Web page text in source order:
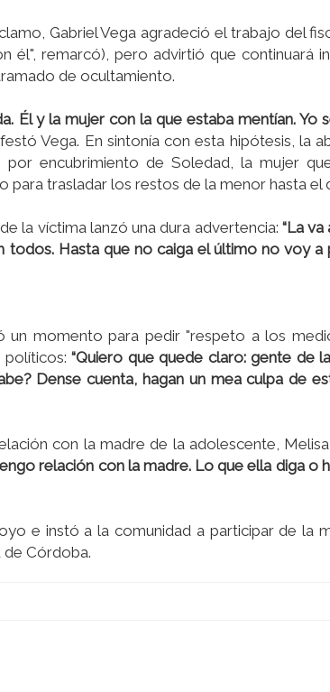
Gabriel Vega agradeció el trabajo del
él", remarcó), pero advirtió que continuará
de ocultamiento.
Él y la mujer con la que estaba mentían. Yo
Vega. En sintonía con esta hipótesis, la
por encubrimiento de Soledad, la mujer
para trasladar los restos de la menor hasta el
la víctima lanzó una dura advertencia: “La
todos. Hasta que no caiga el último no voy a
un momento para pedir "respeto a los
políticos: “Quiero que quede claro: gente de
Dense cuenta, hagan un mea culpa de
con la madre de la adolescente,
relación con la madre. Lo que ella diga o
e instó a la comunidad a participar de la
Córdoba.